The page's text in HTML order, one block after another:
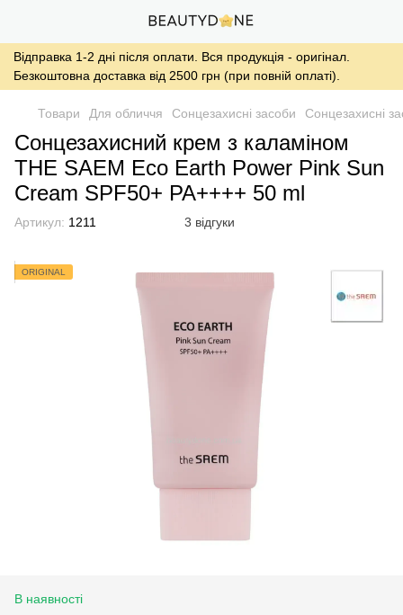
Відправка 1-2 дні після оплати. Вся продукція - оригінал.
Безкоштовна доставка від 2500 грн (при повній оплаті).
Товари Для обличчя Сонцезахисні засоби Сонцезахисні
Сонцезахисний крем з каламіном
THE SAEM Eco Earth Power Pink Sun
Cream SPF50+ PA++++ 50 ml
Артикул: 1211 3 відгуки
ORIGINAL
В наявності